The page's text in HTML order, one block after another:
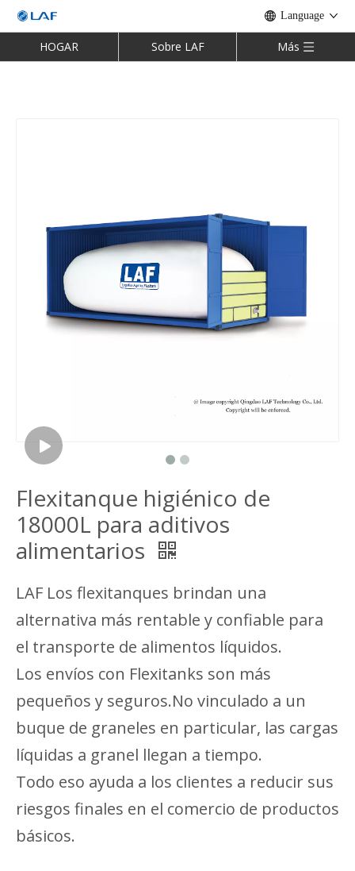
Language
HOGAR Sobre LAF Más
Flexitanque higiénico de
18000L para aditivos
alimentarios
LAF Los flexitanques brindan una
alternativa más rentable y confiable para
el transporte de alimentos líquidos.
Los envíos con Flexitanks son más
pequeños y seguros.No vinculado a un
buque de graneles en particular, las cargas
líquidas a granel llegan a tiempo.
Todo eso ayuda a los clientes a reducir sus
riesgos finales en el comercio de productos
básicos.